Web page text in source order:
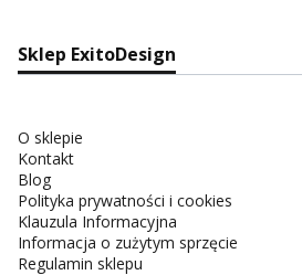
Sklep ExitoDesign
O sklepie
Kontakt
Blog
Polityka prywatności i cookies
Klauzula Informacyjna
Informacja o zużytym sprzęcie
Regulamin sklepu